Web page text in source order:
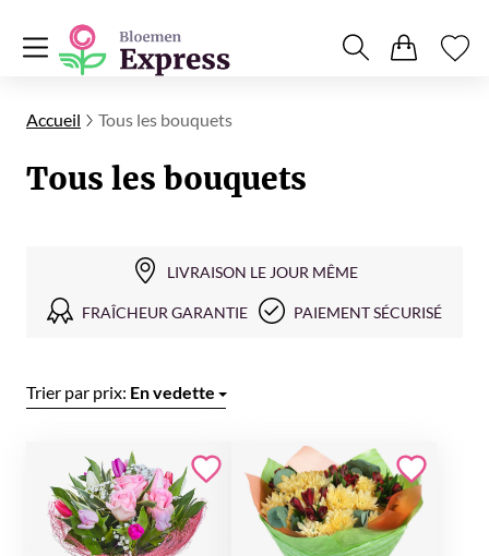
Accueil Tous les bouquets
Tous les bouquets
LIVRAISON LE JOUR MÊME
FRAÎCHEUR GARANTIE PAIEMENT SÉCURISÉ
Trier par prix: En vedette